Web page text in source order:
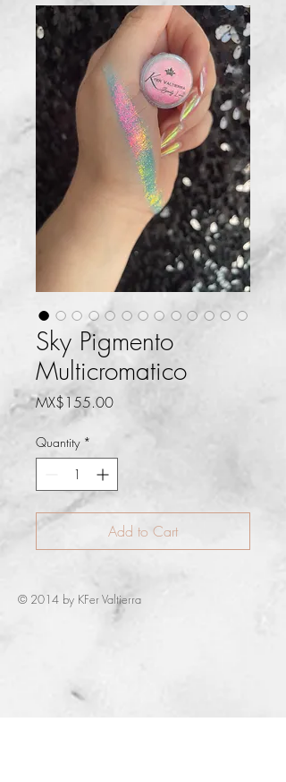
Sky Pigmento
Multicromatico
MX$155.00Price
Quantity *
Add to Cart
© 2014 by KFer Valtierra